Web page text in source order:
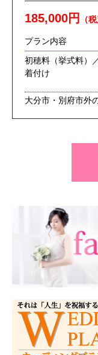
185,000円 （
プラン内容
初穂料（挙式料）
着付け
大分市・別府市外